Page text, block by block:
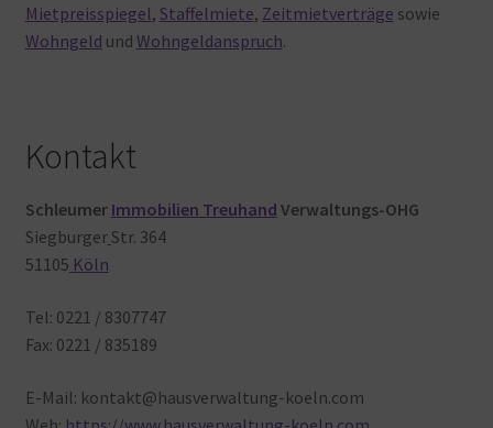
Mietpreisspiegel, Staffelmiete, Zeitmietverträge sowie
Wohngeld und Wohngeldanspruch.
Kontakt
Schleumer Immobilien Treuhand Verwaltungs-OHG
Siegburger Str. 364
51105 Köln
Tel: 0221 / 8307747
Fax: 0221 / 835189
E-Mail: kontakt@hausverwaltung-koeln.com